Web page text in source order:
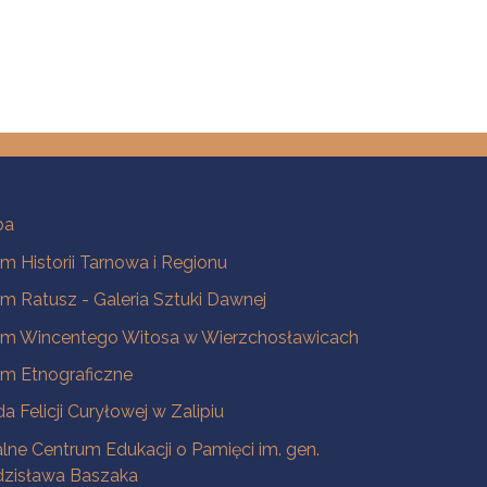
Historii Tarnowa i Regionu
Ratusz - Galeria Sztuki Dawnej
Wincentego Witosa w Wierzchosławicach
Etnograficzne
Felicji Curyłowej w Zalipiu
Centrum Edukacji o Pamięci im. gen.
Baszaka